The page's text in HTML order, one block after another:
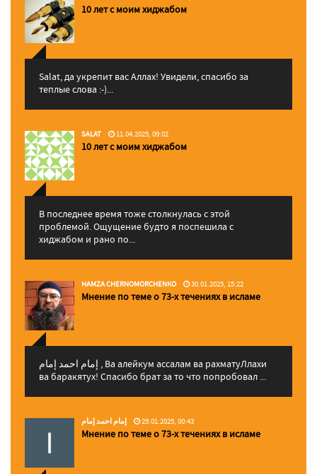
10 лет с моим хиджабом
Salat, да укрепит вас Аллаx! Увидели, спасибо за
теплые слова :-)...
SALAT 11.04.2025, 09:02
10 лет с моим хиджабом
В последнее время тоже столкнулась с этой
проблемой. Ощущение будто я поспешила с
хиджабом и рано по...
HAMZA CHERNOMORCHENKO 30.01.2025, 15:22
Мнение по теме о 73-х течениях в исламе
إمام احمد إمام , Ва алейкум ассалам ва рахматуЛлахи
ва баракятух! Спасибо брат за то что попробовал ...
إمام احمد إمام 29.01.2025, 00:43
Мнение по теме о 73-х течениях в исламе